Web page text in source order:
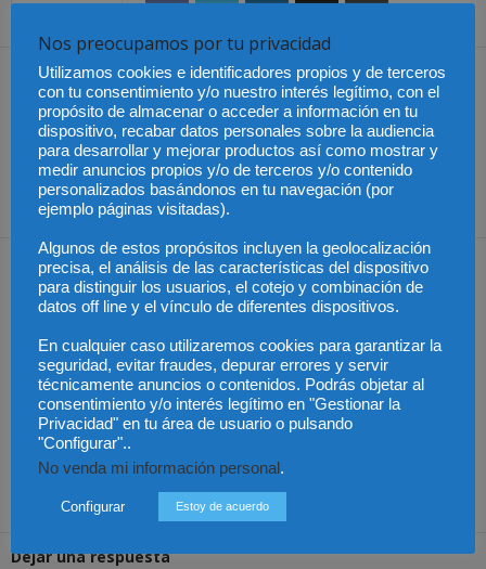
Artículo anterior
México – La Corte
analizará
constitucionalmente los
límites a las técnicas de
reproducción asistida.
Artículo siguiente
El Tribunal General de la UE
confirma la nulidad de la
marca «adidas»
Artículos relacionados Más del autor
México – Gobierno
solicita que bienes
decomisados a narcos
se entreguen a México
Chile – Equidad en el
México – Asistencia a
Dejar una respuesta
Nos preocupamos por tu privacidad
Utilizamos cookies e identificadores propios y de terceros
con tu consentimiento y/o nuestro interés legítimo, con el
propósito de almacenar o acceder a información en tu
dispositivo, recabar datos personales sobre la audiencia
para desarrollar y mejorar productos así como mostrar y
medir anuncios propios y/o de terceros y/o contenido
personalizados basándonos en tu navegación (por
ejemplo páginas visitadas).
Algunos de estos propósitos incluyen la geolocalización
precisa, el análisis de las características del dispositivo
para distinguir los usuarios, el cotejo y combinación de
datos off line y el vínculo de diferentes dispositivos.
En cualquier caso utilizaremos cookies para garantizar la
seguridad, evitar fraudes, depurar errores y servir
técnicamente anuncios o contenidos. Podrás objetar al
consentimiento y/o interés legítimo en "Gestionar la
Privacidad" en tu área de usuario o pulsando
"Configurar"..
No venda mi información personal .
Configurar Estoy de acuerdo